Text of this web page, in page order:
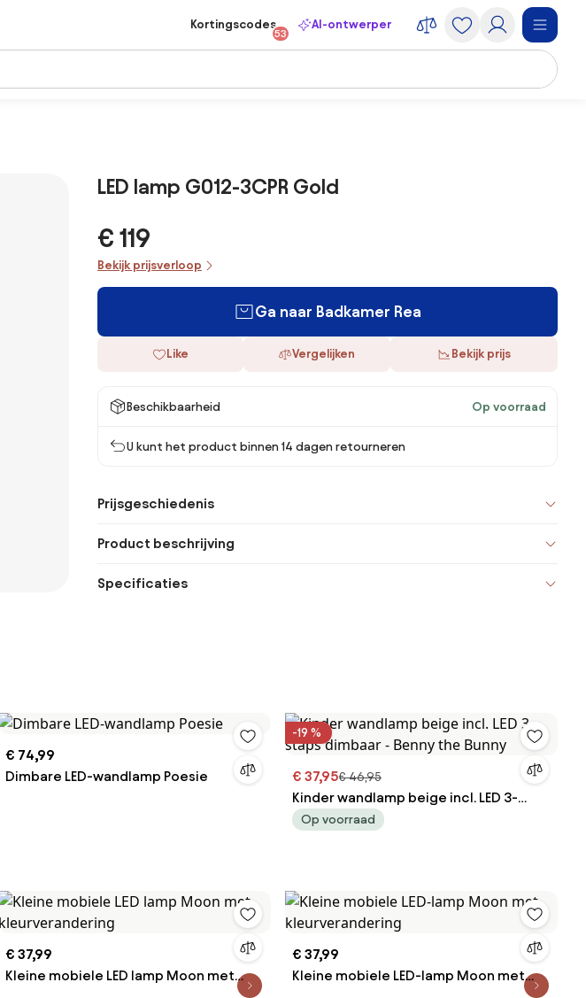
Kortingscodes
53
AI-ontwerper
LED lamp G012-3CPR Gold
€ 119
Bekijk prijsverloop
Ga naar Badkamer Rea
Like Vergelijken Bekijk prijs
Beschikbaarheid Op voorraad
U kunt het product binnen 14 dagen retourneren
Prijsgeschiedenis
Product beschrijving
Specificaties
€ 74,99
Dimbare LED-wandlamp Poesie
-19 %
€ 37,95€ 46,95
Kinder wandlamp beige incl. LED 3-
staps dimbaar - Benny the Bunny
Op voorraad
€ 37,99
Kleine mobiele LED lamp Moon met
€ 37,99
Kleine mobiele LED-lamp Moon met